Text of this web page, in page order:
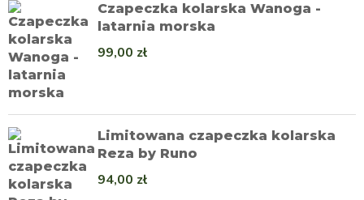
Czapeczka kolarska Wanoga -
latarnia morska
99,00 zł
Limitowana czapeczka kolarska
Reza by Runo
94,00 zł